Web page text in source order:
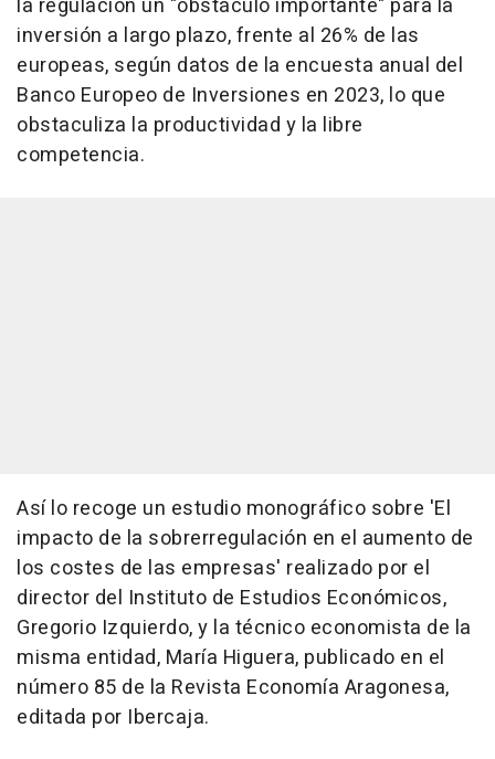
la regulación un "obstáculo importante" para la
inversión a largo plazo, frente al 26% de las
europeas, según datos de la encuesta anual del
Banco Europeo de Inversiones en 2023, lo que
obstaculiza la productividad y la libre
competencia.
Así lo recoge un estudio monográfico sobre 'El
impacto de la sobrerregulación en el aumento de
los costes de las empresas' realizado por el
director del Instituto de Estudios Económicos,
Gregorio Izquierdo, y la técnico economista de la
misma entidad, María Higuera, publicado en el
número 85 de la Revista Economía Aragonesa,
editada por Ibercaja.